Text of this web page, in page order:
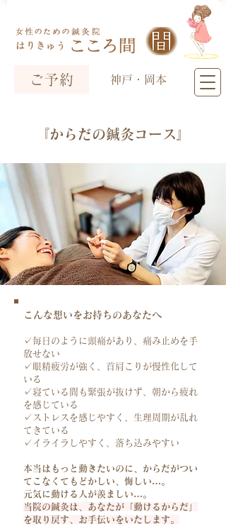
神戸・岡本
ご予約
『か らだの鍼灸コース』
こんな想いをお持ちのあなたへ
✓毎日のように頭痛があり、痛み止めを手
放せない
✓眼精疲労が強く、首肩こりが慢性化して
いる
✓寝ている間も緊張が抜けず、朝から疲れ
を感じている
✓ストレスを感じやすく、生理周期が乱れ
てきている
✓イライラしやすく、落ち込みやすい
本当はもっと動きたいのに、からだがつい
てこなくてもどかしい、悔しい…。
元気に動ける人が羨ましい…。
当院の鍼灸は、あなたが「動けるからだ」
を取り戻す、お手伝いをいたします。